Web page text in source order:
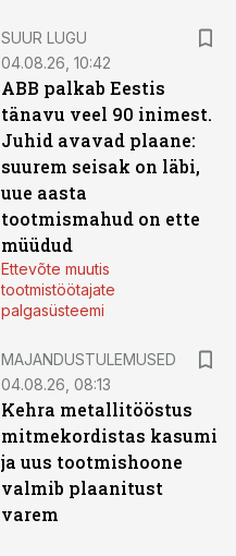
SUUR LUGU
04.08.26, 10:42
ABB palkab Eestis
tänavu veel 90 inimest.
Juhid avavad plaane:
suurem seisak on läbi,
uue aasta
tootmismahud on ette
müüdud
Ettevõte muutis
tootmistöötajate
palgasüsteemi
MAJANDUSTULEMUSED
04.08.26, 08:13
Kehra metallitööstus
mitmekordistas kasumi
ja uus tootmishoone
valmib plaanitust
varem